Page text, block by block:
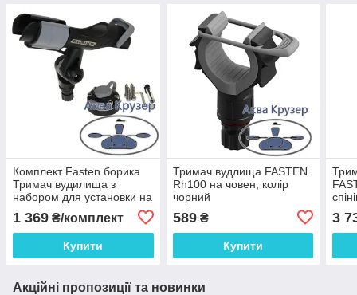
Комплект Fasten борика
Тримач вудилища з
набором для установки на
1 369 ₴/комплект
Купити
Тримач вудлища FASTEN
Rh100 на човен, колір
чорний
589₴
Купити
3
Акційні пропозиції та новинки